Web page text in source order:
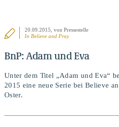
20.09.2015 , von Pressestelle
In Believe and Pray
BnP: Adam und Eva
Unter dem Titel „Adam und Eva“
2015 eine neue Serie bei Believe
Oster.